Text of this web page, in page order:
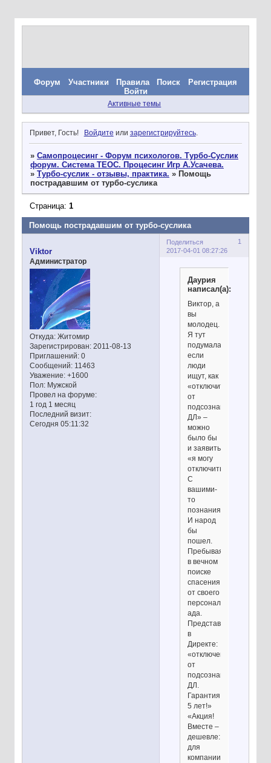
Форум Участники Правила Поиск
Регистрация
Войти
Активные темы
Привет, Гость! Войдите или зарегистрируйтесь.
» Самопроцесинг - Форум психологов. Турбо-Суслик
форум. Система ТЕОС. Процесинг Игр А.Усачева.
» Турбо-суслик - отзывы, практика. » Помощь
пострадавшим от турбо-суслика
Помощь пострадавшим от турбо-суслика
Страница: 1
Поделиться
1
2017-04-01 08:27:26
Viktor
Администратор
Откуда:Житомир
Зарегистрирован: 2011-08-13
Приглашений:0
Сообщений:11463
Уважение: +1600
Пол:Мужской
Провел на форуме:
1 год 1 месяц
Последний визит:
Сегодня 05:11:32
Даурия
написал(а):
Виктор, а
вы
молодец.
Я тут
подумала,
если
люди
ищут, как
«отключиться
от
подсознания
ДЛ» –
можно
было бы
и заявить
«я могу
отключить!»
С
вашими-
то
познаниями.
И народ
бы
пошел.
Пребывая
в вечном
поиске
спасения
от своего
персонального
ада.
Представьте,
в
Директе:
«отключение
от
подсознания
ДЛ.
Гарантия
5 лет!»
«Акция!
Вместе –
дешевле:
для
компании